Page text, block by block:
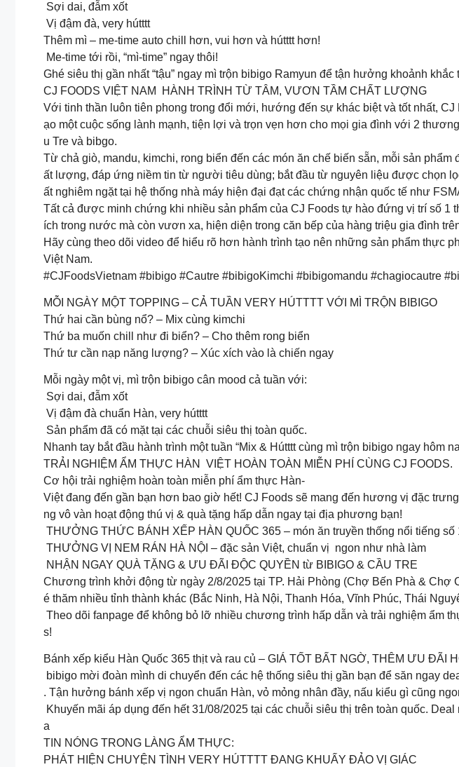
Sợi dai, đẫm xốt
Vị đậm đà, very hútttt
Thêm mì – me-time auto chill hơn, vui hơn và hútttt hơn!
Me-time tới rồi, “mì-time” ngay thôi!
Ghé siêu thị gần nhất “tậu” ngay mì trộn bibigo Ramyun để tận hưởng khoảnh
CJ FOODS VIỆT NAM HÀNH TRÌNH TỪ TÂM, VƯƠN TẦM CHẤT LƯỢNG
Với tinh thần luôn tiên phong trong đổi mới, hướng đến sự khác biệt và tốt nhất, CJ
ạo một cuộc sống lành mạnh, tiện lợi và trọn vẹn hơn cho mọi gia đình với 2
u Tre và bibgo.
Từ chả giò, mandu, kimchi, rong biển đến các món ăn chế biến sẵn, mỗi sản phẩm
ất lượng, đáp ứng niềm tin từ người tiêu dùng; bắt đầu từ nguyên liệu được chọn
ất nghiêm ngặt tại hệ thống nhà máy hiện đại đạt các chứng nhận quốc tế như
Tất cả được minh chứng khi nhiều sản phẩm của CJ Foods tự hào đứng vị trí số 1
ích trong nước mà còn vươn xa, hiện diện trong căn bếp của hàng triệu gia đình
Hãy cùng theo dõi video để hiểu rõ hơn hành trình tạo nên những sản phẩm thực
Việt Nam.
#CJFoodsVietnam #bibigo #Cautre #bibigoKimchi #bibigomandu #chagiocautre
MỖI NGÀY MỘT TOPPING – CẢ TUẦN VERY HÚTTTT VỚI MÌ TRỘN BIBIGO
Thứ hai cần bùng nổ? – Mix cùng kimchi
Thứ ba muốn chill như đi biển? – Cho thêm rong biển
Thứ tư cần nạp năng lượng? – Xúc xích vào là chiến ngay
Mỗi ngày một vị, mì trộn bibigo cân mood cả tuần với:
Sợi dai, đẫm xốt
Vị đậm đà chuẩn Hàn, very hútttt
Sản phẩm đã có mặt tại các chuỗi siêu thị toàn quốc.
Nhanh tay bắt đầu hành trình một tuần “Mix & Hútttt cùng mì trộn bibigo ngay hôm
TRẢI NGHIỆM ẨM THỰC HÀN VIỆT HOÀN TOÀN MIỄN PHÍ CÙNG CJ FOODS.
Cơ hội trải nghiệm hoàn toàn miễn phí ẩm thực Hàn-
Việt đang đến gần bạn hơn bao giờ hết! CJ Foods sẽ mang đến hương vị đặc
ng vô vàn hoạt động thú vị & quà tặng hấp dẫn ngay tại địa phương bạn!
THƯỞNG THỨC BÁNH XẾP HÀN QUỐC 365 – món ăn truyền thống nổi tiếng số
THƯỞNG VỊ NEM RÁN HÀ NỘI – đặc sản Việt, chuẩn vị ngon như nhà làm
NHẬN NGAY QUÀ TẶNG & ƯU ĐÃI ĐỘC QUYỀN từ BIBIGO & CẦU TRE
Chương trình khởi động từ ngày 2/8/2025 tại TP. Hải Phòng (Chợ Bến Phà & Chợ
é thăm nhiều tỉnh thành khác (Bắc Ninh, Hà Nội, Thanh Hóa, Vĩnh Phúc, Thái
Theo dõi fanpage để không bỏ lỡ nhiều chương trình hấp dẫn và trải nghiệm ẩm
s!
Bánh xếp kiểu Hàn Quốc 365 thịt và rau củ – GIÁ TỐT BẤT NGỜ, THÊM ƯU ĐÃI
bibigo mời đoàn mình di chuyển đến các hệ thống siêu thị gần bạn để săn ngay
. Tận hưởng bánh xếp vị ngon chuẩn Hàn, vỏ mỏng nhân đầy, nấu kiểu gì cũng
Khuyến mãi áp dụng đến hết 31/08/2025 tại các chuỗi siêu thị trên toàn quốc.
a
TIN NÓNG TRONG LÀNG ẨM THỰC:
PHÁT HIỆN CHUYỆN TÌNH VERY HÚTTTT ĐANG KHUẤY ĐẢO VỊ GIÁC